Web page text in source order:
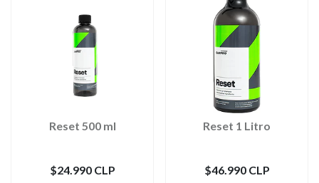
Reset 500 ml
$24.990 CLP
Reset 1 Litro
$46.990 CLP